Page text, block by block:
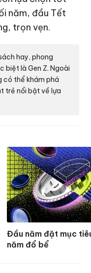
năm, đầu Tết
trọn vẹn.
hay, phong
biệt là Gen Z. Ngoài
có thể khám phá
trẻ nổi bật về lựa
Đầu năm đặt mục
năm đổ bể